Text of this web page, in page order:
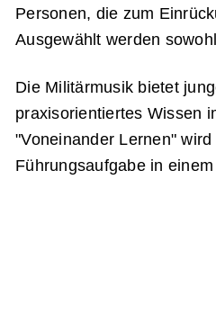
Personen, die zum
Ausgewählt werden
Die Militärmusik bietet
praxisorientiertes Wissen
"Voneinander Lernen"
Führungsaufgabe in